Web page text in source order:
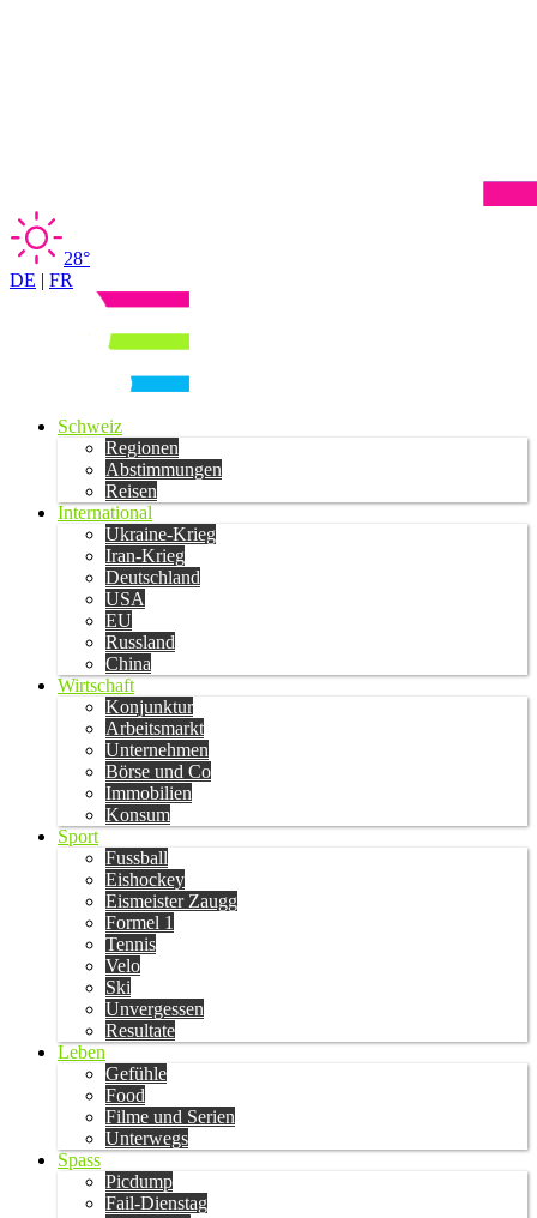
28°
DE | FR
Schweiz
Regionen
Abstimmungen
Reisen
International
Ukraine-Krieg
Iran-Krieg
Deutschland
USA
EU
Russland
China
Wirtschaft
Konjunktur
Arbeitsmarkt
Unternehmen
Börse und Co
Immobilien
Konsum
Sport
Fussball
Eishockey
Eismeister Zaugg
Formel 1
Tennis
Velo
Ski
Unvergessen
Resultate
Leben
Gefühle
Food
Filme und Serien
Unterwegs
Spass
Picdump
Fail-Dienstag